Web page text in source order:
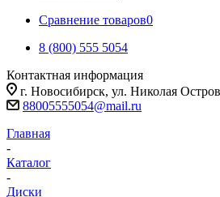
Сравнение товаров0
8 (800) 555 5054
Контактная информация
г. Новосибирск, ул. Николая
88005555054@mail.ru
Главная
-
Каталог
-
Диски